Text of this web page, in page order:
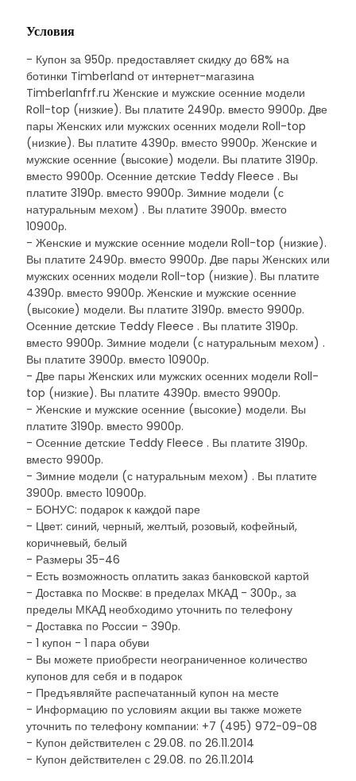
Условия
- Купон за 950р. предоставляет скидку до 68% на
ботинки Timberland от интернет-магазина
Timberlanfrf.ru Женские и мужские осенние модели
Roll-top (низкие). Вы платите 2490р. вместо 9900р. Две
пары Женских или мужских осенних модели Roll-top
(низкие). Вы платите 4390р. вместо 9900р. Женские и
мужские осенние (высокие) модели. Вы платите 3190р.
вместо 9900р. Осенние детские Teddy Fleece . Вы
платите 3190р. вместо 9900р. Зимние модели (с
натуральным мехом) . Вы платите 3900р. вместо
10900р.
- Женские и мужские осенние модели Roll-top (низкие).
Вы платите 2490р. вместо 9900р. Две пары Женских или
мужских осенних модели Roll-top (низкие). Вы платите
4390р. вместо 9900р. Женские и мужские осенние
(высокие) модели. Вы платите 3190р. вместо 9900р.
Осенние детские Teddy Fleece . Вы платите 3190р.
вместо 9900р. Зимние модели (с натуральным мехом) .
Вы платите 3900р. вместо 10900р.
- Две пары Женских или мужских осенних модели Roll-
top (низкие). Вы платите 4390р. вместо 9900р.
- Женские и мужские осенние (высокие) модели. Вы
платите 3190р. вместо 9900р.
- Осенние детские Teddy Fleece . Вы платите 3190р.
вместо 9900р.
- Зимние модели (с натуральным мехом) . Вы платите
3900р. вместо 10900р.
- БОНУС: подарок к каждой паре
- Цвет: синий, черный, желтый, розовый, кофейный,
коричневый, белый
- Размеры 35-46
- Есть возможность оплатить заказ банковской картой
- Доставка по Москве: в пределах МКАД - 300р., за
пределы МКАД необходимо уточнить по телефону
- Доставка по России - 390р.
- 1 купон - 1 пара обуви
- Вы можете приобрести неограниченное количество
купонов для себя и в подарок
- Предъявляйте распечатанный купон на месте
- Информацию по условиям акции вы также можете
уточнить по телефону компании: +7 (495) 972-09-08
- Купон действителен с 29.08. по 26.11.2014
- Купон действителен с 29.08. по 26.11.2014